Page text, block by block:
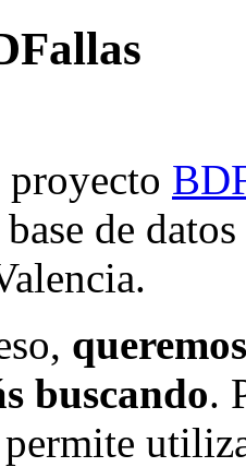
de
buscando.
permite